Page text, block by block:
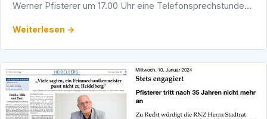
Werner Pfisterer um 17.00 Uhr eine Telefonsprechstunde
Weiterlesen →